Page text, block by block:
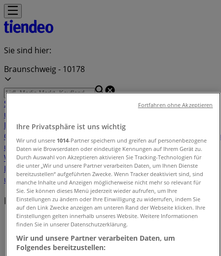
Sie sind hier:
Braunschweig - 10178
Schnäppchen MöbelhäuserKleidung, Schuhe
und Accessoires
ParfümerieBaumärkte und
Gartencenter
Biomärkte Discounter Sportgeschäfte
und BabyAuto, Motorrad und
WerkstattKaufhäuserReisen und FreizeitOptiker und
HörzentrenRestaurantsBücher und SchreibwarenBanken
und Versicherungen
Lokale Marken
Tiendeo in Braunschweig»
Markenindex
Ihre Privatsphäre ist uns wichtig
Wir und unsere 1014-Partner speichern und greifen auf personenbezogene
Daten wie Browserdaten oder eindeutige Kennungen auf Ihrem Gerät zu.
Durch Auswahl von Akzeptieren aktivieren Sie Tracking-Technologien für
die unter „Wir und unsere Partner verarbeiten Daten, um Ihnen Dienste
bereitzustellen“ aufgeführten Zwecke. Wenn Tracker deaktiviert sind, sind
manche Inhalte und Anzeigen möglicherweise nicht mehr so relevant für
Sie. Sie können dieses Menü jederzeit wieder aufrufen, um Ihre
Einstellungen zu ändern oder Ihre Einwilligung zu widerrufen, indem Sie
auf den Link Zwecke anzeigen am unteren Rand der Webseite klicken. Ihre
Einstellungen gelten innerhalb unseres Website. Weitere Informationen
finden Sie in unserer Datenschutzerklärung.
Wir und unsere Partner verarbeiten Daten, um
Folgendes bereitzustellen:
Fortfahren ohne Akzeptieren